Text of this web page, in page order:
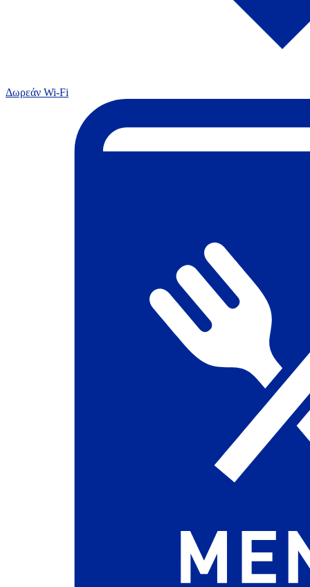
Δωρεάν Wi-Fi